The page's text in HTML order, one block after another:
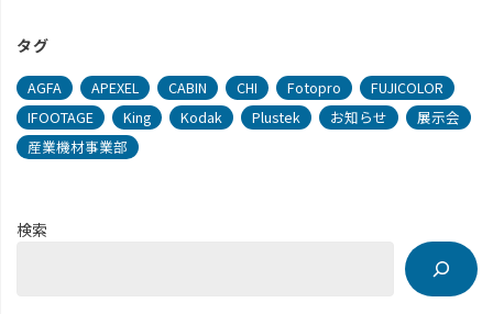
タグ
AGFA APEXEL CABIN CHI Fotopro
FUJICOLOR
IFOOTAGE
King Kodak Plustek お知らせ
展示会
産業機材事業部
検索